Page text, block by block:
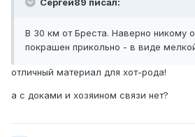
Сергей89 писал:
В 30 км от Бреста. Наверно никому
покрашен прикольно - в виде
отличный материал для хот-рода!
а с доками и хозяином связи нет?